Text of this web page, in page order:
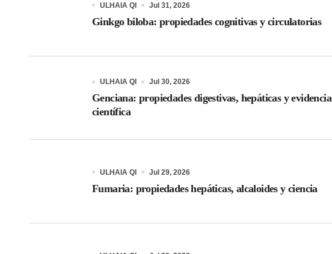
ULHAIA QI Jul 31, 2026
Ginkgo biloba: propiedades cognitivas y circulatorias
ULHAIA QI Jul 30, 2026
Genciana: propiedades digestivas, hepáticas y evidencia
científica
ULHAIA QI Jul 29, 2026
Fumaria: propiedades hepáticas, alcaloides y ciencia